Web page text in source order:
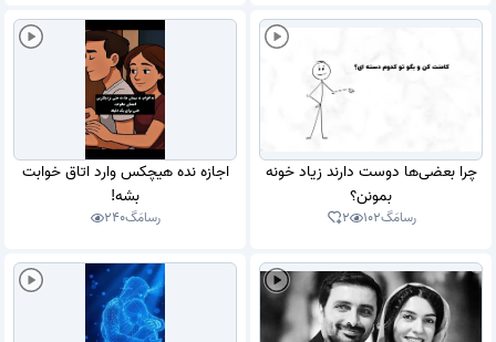
چرا بعضی‌ها دوست دارند زیاد خونه
بمونن؟
رسامَگ102
2
اجازه نده هیچکس وارد اتاق خوابت
بشه!
رسامَگ240